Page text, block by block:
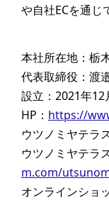
や自社ECを通じ
本社所在地：栃
代表取締役：渡
設立：2021年12
HP： https://
ウツノミヤテラ
ウツノミヤテラ
m.com/
オンラインショ